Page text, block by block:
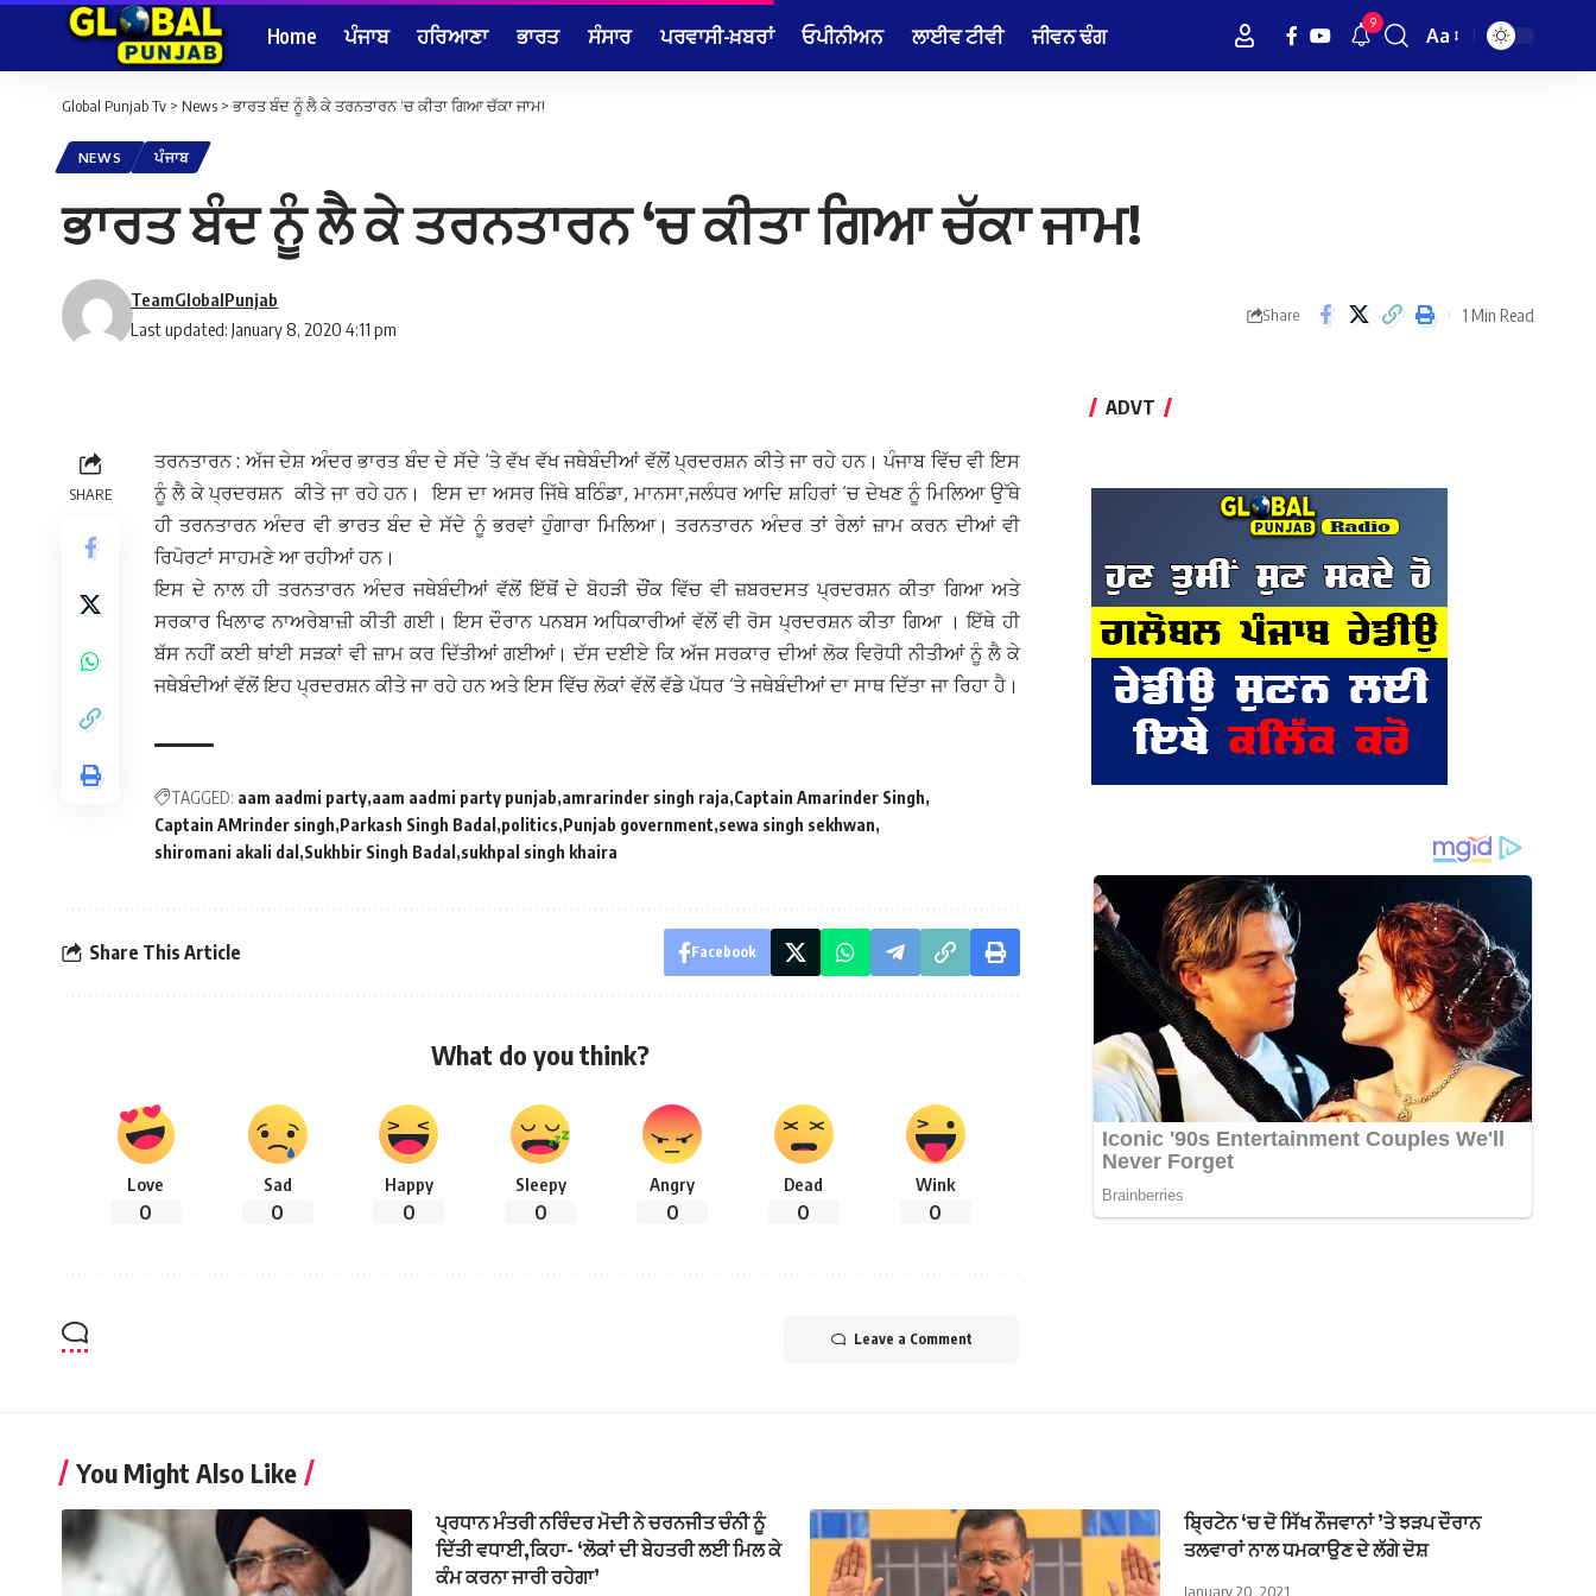
Home ਪੰਜਾਬ ਹਰਿਆਣਾ ਭਾਰਤ ਸੰਸਾਰ ਪਰਵਾਸੀ-ਖ਼ਬਰਾਂ ਓਪੀਨੀਅਨ ਲਾਈਵ ਟੀਵੀ ਜੀਵਨ ਢੰਗ 9
Font
Aa
Global Punjab Tv > News > ਭਾਰਤ ਬੰਦ ਨੂੰ ਲੈ ਕੇ ਤਰਨਤਾਰਨ ‘ਚ ਕੀਤਾ ਗਿਆ ਚੱਕਾ ਜਾਮ!
NEWS ਪੰਜਾਬ
ਭਾਰਤ ਬੰਦ ਨੂੰ ਲੈ ਕੇ ਤਰਨਤਾਰਨ ‘ਚ ਕੀਤਾ ਗਿਆ ਚੱਕਾ ਜਾਮ!
Last updated: January 8, 2020 4:11 pm
TeamGlobalPunjab
Share 1 Min Read
SHARE
ਤਰਨਤਾਰਨ : ਅੱਜ ਦੇਸ਼ ਅੰਦਰ ਭਾਰਤ ਬੰਦ ਦੇ ਸੱਦੇ ‘ਤੇ ਵੱਖ ਵੱਖ ਜਥੇਬੰਦੀਆਂ ਵੱਲੋਂ ਪ੍ਰਦਰਸ਼ਨ ਕੀਤੇ ਜਾ ਰਹੇ ਹਨ। ਪੰਜਾਬ ਵਿੱਚ ਵੀ ਇਸ
ਨੂੰ ਲੈ ਕੇ ਪ੍ਰਦਰਸ਼ਨਕੀਤੇ ਜਾ ਰਹੇ ਹਨ। ਇਸ ਦਾ ਅਸਰ ਜਿੱਥੇ ਬਠਿੰਡਾ, ਮਾਨਸਾ,ਜਲੰਧਰ ਆਦਿ ਸ਼ਹਿਰਾਂ ‘ਚ ਦੇਖਣ ਨੂੰ ਮਿਲਿਆ ਉੱਥੇ
ਹੀ ਤਰਨਤਾਰਨ ਅੰਦਰ ਵੀ ਭਾਰਤ ਬੰਦ ਦੇ ਸੱਦੇ ਨੂੰ ਭਰਵਾਂ ਹੁੰਗਾਰਾ ਮਿਲਿਆ। ਤਰਨਤਾਰਨ ਅੰਦਰ ਤਾਂ ਰੇਲਾਂ ਜ਼ਾਮ ਕਰਨ ਦੀਆਂ ਵੀ
ਰਿਪੋਰਟਾਂ ਸਾਹਮਣੇ ਆ ਰਹੀਆਂ ਹਨ।
ਇਸ ਦੇ ਨਾਲ ਹੀ ਤਰਨਤਾਰਨ ਅੰਦਰ ਜਥੇਬੰਦੀਆਂ ਵੱਲੋਂ ਇੱਥੋਂ ਦੇ ਬੋਹੜੀ ਚੌਂਕ ਵਿੱਚ ਵੀ ਜ਼ਬਰਦਸਤ ਪ੍ਰਦਰਸ਼ਨ ਕੀਤਾ ਗਿਆ ਅਤੇ
ਸਰਕਾਰ ਖਿਲਾਫ ਨਾਅਰੇਬਾਜ਼ੀ ਕੀਤੀ ਗਈ। ਇਸ ਦੌਰਾਨ ਪਨਬਸ ਅਧਿਕਾਰੀਆਂ ਵੱਲੋਂ ਵੀ ਰੋਸ ਪ੍ਰਦਰਸ਼ਨ ਕੀਤਾ ਗਿਆ । ਇੱਥੇ ਹੀ
ਬੱਸ ਨਹੀਂ ਕਈ ਥਾਂਈ ਸੜਕਾਂ ਵੀ ਜ਼ਾਮ ਕਰ ਦਿੱਤੀਆਂ ਗਈਆਂ। ਦੱਸ ਦਈਏ ਕਿ ਅੱਜ ਸਰਕਾਰ ਦੀਆਂ ਲੋਕ ਵਿਰੋਧੀ ਨੀਤੀਆਂ ਨੂੰ ਲੈ ਕੇ
ਜਥੇਬੰਦੀਆਂ ਵੱਲੋਂ ਇਹ ਪ੍ਰਦਰਸ਼ਨ ਕੀਤੇ ਜਾ ਰਹੇ ਹਨ ਅਤੇ ਇਸ ਵਿੱਚ ਲੋਕਾਂ ਵੱਲੋਂ ਵੱਡੇ ਪੱਧਰ ‘ਤੇ ਜਥੇਬੰਦੀਆਂ ਦਾ ਸਾਥ ਦਿੱਤਾ ਜਾ ਰਿਹਾ ਹੈ।
TAGGED: aam aadmi party aam aadmi party punjab amrarinder singh raja Captain Amarinder Singh
Captain AMrinder singh Parkash Singh Badal politics Punjab government sewa singh sekhwan
shiromani akali dal Sukhbir Singh Badal sukhpal singh khaira
Share This Article Facebook
What do you think?
Love
0
Sad
0
Happy
0
Sleepy
0
Angry
0
Dead
0
Wink
0
Leave a Comment
ADVT
You Might Also Like
ਪ੍ਰਧਾਨ ਮੰਤਰੀ ਨਰਿੰਦਰ ਮੋਦੀ ਨੇ ਚਰਨਜੀਤ ਚੰਨੀ ਨੂੰ
ਦਿੱਤੀ ਵਧਾਈ,ਕਿਹਾ- ‘ਲੋਕਾਂ ਦੀ ਬੇਹਤਰੀ ਲਈ ਮਿਲ ਕੇ
ਕੰਮ ਕਰਨਾ ਜਾਰੀ ਰਹੇਗਾ’
ਬ੍ਰਿਟੇਨ ‘ਚ ਦੋ ਸਿੱਖ ਨੌਜਵਾਨਾਂ ’ਤੇ ਝੜਪ ਦੌਰਾਨ
ਤਲਵਾਰਾਂ ਨਾਲ ਧਮਕਾਉਣ ਦੇ ਲੱਗੇ ਦੋਸ਼
January 20, 2021